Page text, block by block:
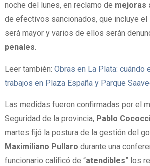
noche del lunes, en reclamo de mejoras
de efectivos sancionados, que incluye el
será mayor y varios de ellos serán
penales.
Leer también: Obras en La Plata: cuándo
trabajos en Plaza España y Parque
Las medidas fueron confirmadas por el
Seguridad de la provincia, Pablo
martes fijó la postura de la gestión del
Maximiliano Pullaro durante una
funcionario calificó de “atendibles” los